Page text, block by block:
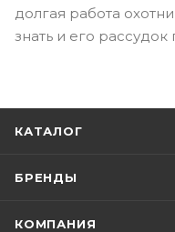
долгая работа
знать и его рассудок
КАТАЛОГ
БРЕНДЫ
КОМПАНИЯ